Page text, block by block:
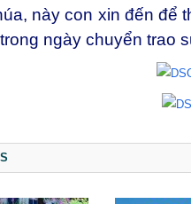
này con xin đến để
ngày chuyển trao